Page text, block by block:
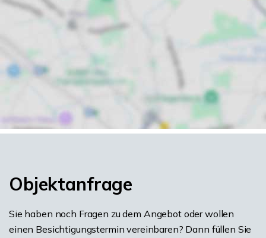
Objektanfrage
Sie haben noch Fragen zu dem Angebot oder wollen
einen Besichtigungstermin vereinbaren? Dann füllen Sie